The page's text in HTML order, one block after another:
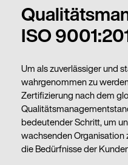
ISO
Um als zuverlässiger und
wahrgenommen zu
Zertifizierung nach dem
bedeutender Schritt, um
wachsenden Organisation
die Bedürfnisse der